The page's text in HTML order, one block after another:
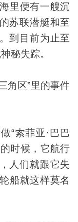
里便有一艘沉
苏联潜艇和至
到目前为止至
秘失踪。
角区”里的事件
“索菲亚·巴巴
时候，它航行
人们就跟它失
船就这样莫名